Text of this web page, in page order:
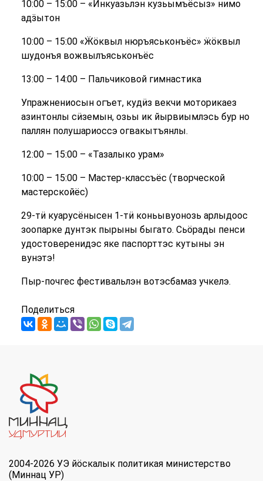
10:00 – 15:00 – «Инкуазьлэн кузьымъёсыз» нимо
адӟытон
10:00 – 15:00 «Ӝӧквыл нюръяськонъёс» ӝӧквыл
шудонъя вожвылъяськонъёс
13:00 – 14:00 – Пальчиковой гимнастика
Упражнениосын огъет, кудӥз векчи моторикаез
азинтонлы сӥземын, озьы ик йырвиымлэсь бур но
паллян полушариоссэ огвакытъянлы.
12:00 – 15:00 – «Тазалыко урам»
10:00 – 15:00 – Мастер-классъёс (творческой
мастерскойёс)
29-тӥ куарусёнысен 1-тӥ коньывуонозь арлыдоос
зоопарке дунтэк пырыны быгато. Сьӧрады пенси
удостоверенидэс яке паспорттэс кутыны эн
вунэтэ!
Пыр-почгес фестивальлэн вотэсбамаз учкелэ.
Поделиться
2004-2026 УЭ йöскалык политикая министерство
(Миннац УР)